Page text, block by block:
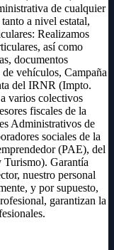
de cualquier
a nivel estatal,
Realizamos
así como
documentos
vehículos, Campaña
del IRNR (Impto.
varios colectivos
fiscales de la
Administrativos de
sociales de la
(PAE), del
Garantía
nuestro personal
y por supuesto,
garantizan la